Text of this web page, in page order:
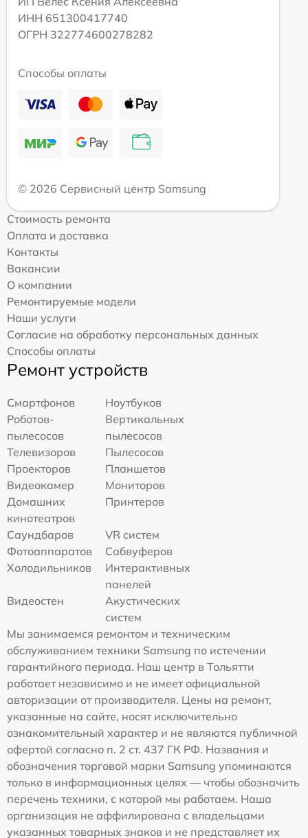
ИНН 651300417740
ОГРН 322774600278282
Способы оплаты
© 2026 Сервисный центр Samsung
Стоимость ремонта
Оплата и доставка
Контакты
Вакансии
О компании
Ремонтируемые модели
Наши услуги
Согласие на обработку персональных данных
Способы оплаты
Ремонт устройств
Смартфонов
Ноутбуков
Роботов-
пылесосов
Вертикальных
пылесосов
Телевизоров
Пылесосов
Проекторов
Планшетов
Видеокамер
Мониторов
Домашних
кинотеатров
Принтеров
Саундбаров
VR систем
Фотоаппаратов
Сабвуферов
Холодильников
Интерактивных
панелей
Видеостен
Акустических
систем
Мы занимаемся ремонтом и техническим
обслуживанием техники Samsung по истечении
гарантийного периода. Наш центр в Тольятти
работает независимо и не имеет официальной
авторизации от производителя. Цены на ремонт,
указанные на сайте, носят исключительно
ознакомительный характер и не являются публичной
офертой согласно п. 2 ст. 437 ГК РФ. Названия и
обозначения торговой марки Samsung упоминаются
только в информационных целях — чтобы обозначить
перечень техники, с которой мы работаем. Наша
организация не аффилирована с владельцами
указанных товарных знаков и не представляет их